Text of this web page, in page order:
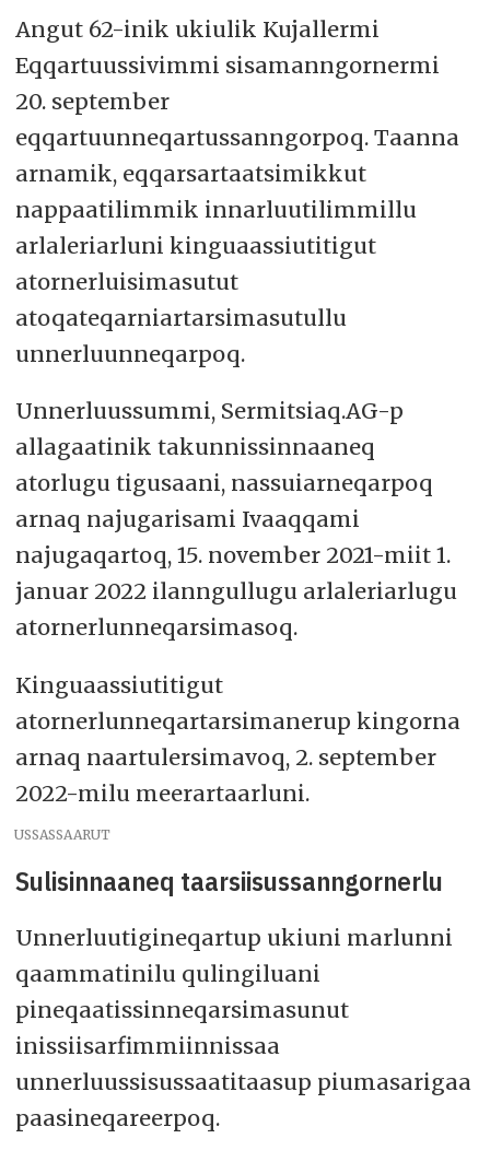
Angut 62-inik ukiulik Kujallermi
Eqqartuussivimmi sisamanngornermi
20. september
eqqartuunneqartussanngorpoq. Taanna
arnamik, eqqarsartaatsimikkut
nappaatilimmik innarluutilimmillu
arlaleriarluni kinguaassiutitigut
atornerluisimasutut
atoqateqarniartarsimasutullu
unnerluunneqarpoq.
Unnerluussummi, Sermitsiaq.AG-p
allagaatinik takunnissinnaaneq
atorlugu tigusaani, nassuiarneqarpoq
arnaq najugarisami Ivaaqqami
najugaqartoq, 15. november 2021-miit 1.
januar 2022 ilanngullugu arlaleriarlugu
atornerlunneqarsimasoq.
Kinguaassiutitigut
atornerlunneqartarsimanerup kingorna
arnaq naartulersimavoq, 2. september
2022-milu meerartaarluni.
USSASSAARUT
Sulisinnaaneq taarsiisussanngornerlu
Unnerluutigineqartup ukiuni marlunni
qaammatinilu qulingiluani
pineqaatissinneqarsimasunut
inissiisarfimmiinnissaa
unnerluussisussaatitaasup piumasarigaa
paasineqareerpoq.